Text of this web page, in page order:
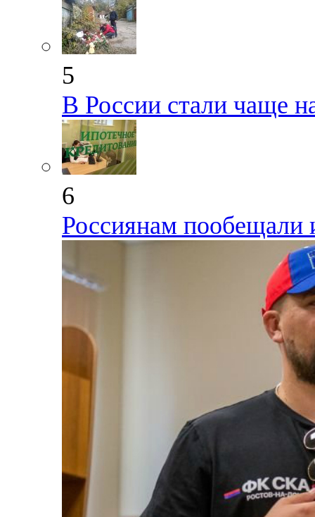
5
В России стали чаще
6
Россиянам пообещали